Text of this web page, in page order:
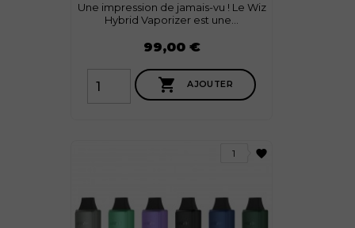
Une impression de jamais-vu ! Le Wiz
Hybrid Vaporizer est une...
99,00 €
 AJOUTER
favorite
1